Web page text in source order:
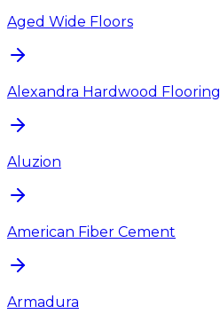
Aged Wide Floors
Alexandra Hardwood Flooring
Aluzion
American Fiber Cement
Armadura